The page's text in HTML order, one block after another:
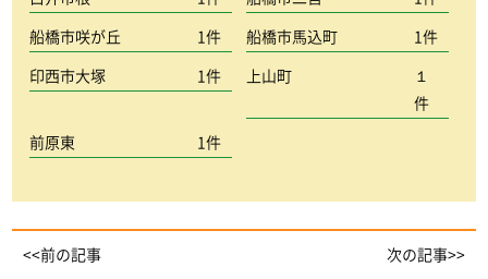
船橋市咲が丘 1件 船橋市馬込町 1件
印西市大塚 1件 上山町
１
件
前原東 1件
<<前の記事 次の記事>>